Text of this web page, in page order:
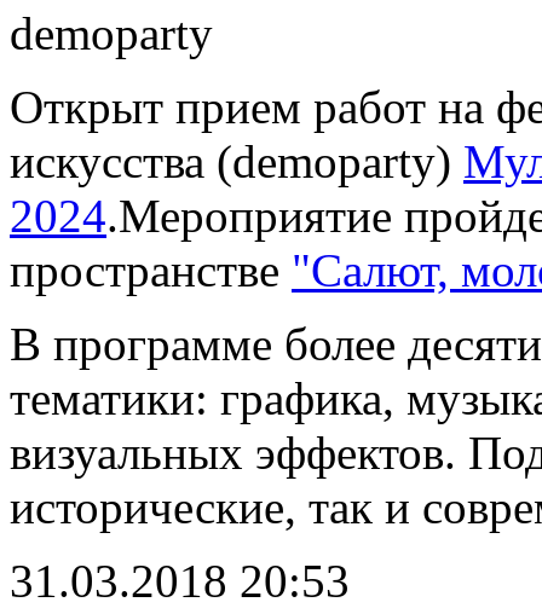
Открыт прием работ на
искусства (demoparty)
2024.Мероприятие
пространстве "Салют,
В программе более
тематики: графика,
визуальных эффектов.
исторические, так и
31.03.2018 20:53